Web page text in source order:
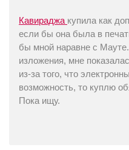
Кавираджа купила как
если бы она была в
бы мной наравне с
изложения, мне
из-за того, что
возможность, то куплю
Пока ищу.